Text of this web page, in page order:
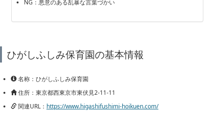
NG：悪意のある乱暴な言葉づかい
ひがしふしみ保育園の基本情報
名称：ひがしふしみ保育園
住所：東京都西東京市東伏見2-11-11
関連URL： https://www.higashifushimi-hoikuen.com/